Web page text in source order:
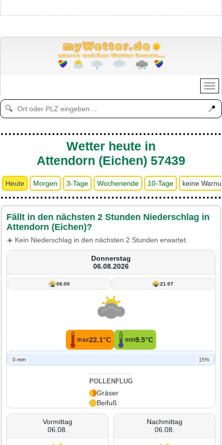
🔍 📍
Wetter heute in
Attendorn (Eichen) 57439
Heute Morgen 3-Tage Wochenende 10-Tage keine
Fällt in den nächsten 2 Stunden Niederschlag in
Attendorn (Eichen)?
☀️ Kein Niederschlag in den nächsten 2 Stunden erwartet.
Donnerstag
06.08.2026
06:00 21:07
max22.1°C min9.5°C
0 mm 15%
POLLENFLUG
Gräser
Beifuß
Vormittag
06.08.
Nachmittag
06.08.